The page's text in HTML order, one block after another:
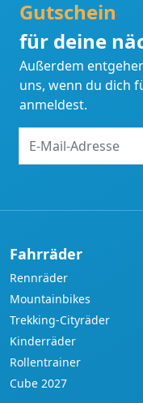
Gutschein
für deine
Außerdem
uns, wenn du dich
anmeldest.
Mail-
Fahrräder
Rennräder
Mountainbikes
Trekking-Cityräder
Kinderräder
Rollentrainer
Cube 2027